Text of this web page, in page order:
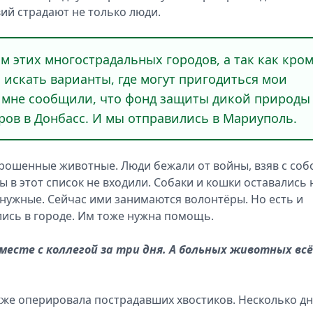
страдают не только люди.
многострадальных городов, а так как
варианты, где могут пригодиться мои
мне сообщили, что фонд защиты дикой природы
в Донбасс. И мы отправились в Мариуполь.
животные. Люди бежали от войны, взяв с
этот список не входили. Собаки и кошки оставались
Сейчас ими занимаются волонтёры. Но есть и
в городе. Им тоже нужна помощь.
с коллегой за три дня. А больных животных всё
оперировала пострадавших хвостиков. Несколько